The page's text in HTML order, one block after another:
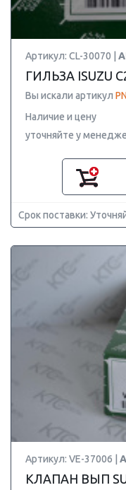
Артикул: CL-30070 |
ГИЛЬЗА ISUZU
Вы искали артикул
Наличие и цену
уточняйте у
Срок поставки:
Артикул: VE-37006 |
КЛАПАН ВЫП